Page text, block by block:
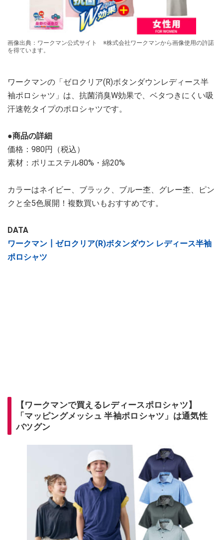
画像出典：ワークマン公式サイト ※株式会社ワークマンから画像使用の許諾
を得ています。
ワークマンの「ゼロクリア(R)ボタンダウンレディース半
袖ポロシャツ」は、抗菌消臭W効果で、ベタつきにくい吸
汗速乾タイプのポロシャツです。
●商品の詳細
価格：980円（税込）
素材：ポリエステル80%・綿20%
カラーはネイビー、ブラック、ブルー杢、グレー杢、ピン
クと全5色展開！複数買いもおすすめです。
DATA
ワークマン┃ゼロクリア(R)ボタンダウン レディース半袖
ポロシャツ
【ワークマンで買えるレディースポロシャツ】
「マッピングメッシュ 半袖ポロシャツ」は通気性
バツグン